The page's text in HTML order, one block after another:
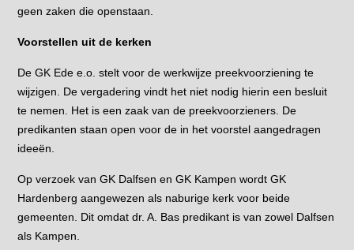
geen zaken die openstaan.
Voorstellen uit de kerken
De GK Ede e.o. stelt voor de werkwijze preekvoorziening te
wijzigen. De vergadering vindt het niet nodig hierin een besluit
te nemen. Het is een zaak van de preekvoorzieners. De
predikanten staan open voor de in het voorstel aangedragen
ideeën.
Op verzoek van GK Dalfsen en GK Kampen wordt GK
Hardenberg aangewezen als naburige kerk voor beide
gemeenten. Dit omdat dr. A. Bas predikant is van zowel Dalfsen
als Kampen.